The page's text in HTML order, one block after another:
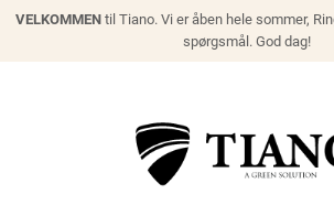
VELKOMMENtil Tiano. Vi er åben hele sommer,
spørgsmål. God dag!